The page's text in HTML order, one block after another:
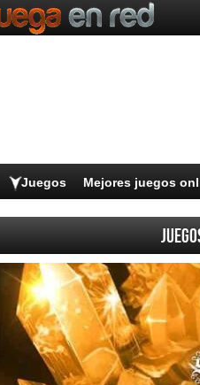
Juegos Mejores juegos